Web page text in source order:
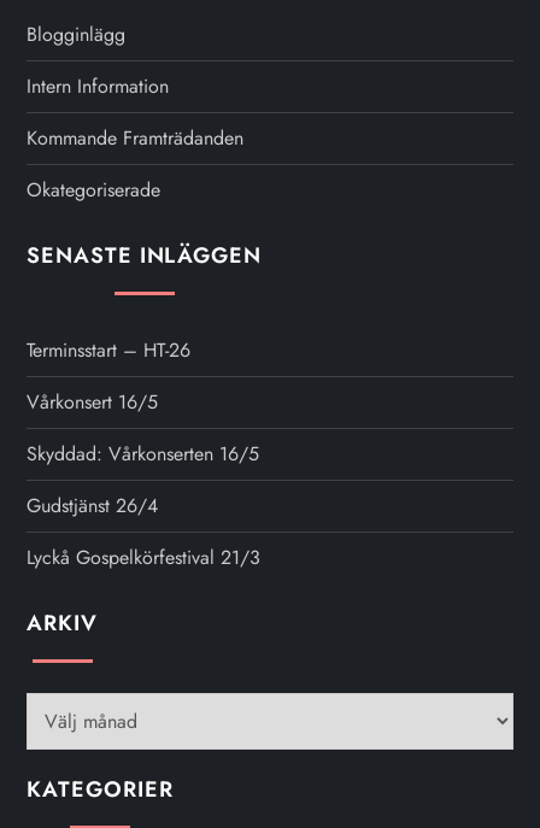
Blogginlägg
Intern Information
Kommande Framträdanden
Okategoriserade
SENASTE INLÄGGEN
Terminsstart – HT-26
Vårkonsert 16/5
Skyddad: Vårkonserten 16/5
Gudstjänst 26/4
Lyckå Gospelkörfestival 21/3
ARKIVArkiv
KATEGORIER